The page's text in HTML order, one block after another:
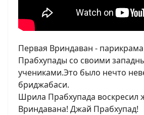
Первая Вриндаван -
Прабхупады со своими
учениками.Это было нечто
бриджабаси.
Шрила Прабхупада воскресил
Вриндавана! Джай Прабхупад!